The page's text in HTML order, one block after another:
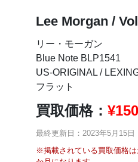
Lee Morgan /
リー・モーガン
Blue Note BLP1541
US-ORIGINAL /
フラット
買取価格： ¥
最終更新日：2023年5月15日
※掲載されている買取価格